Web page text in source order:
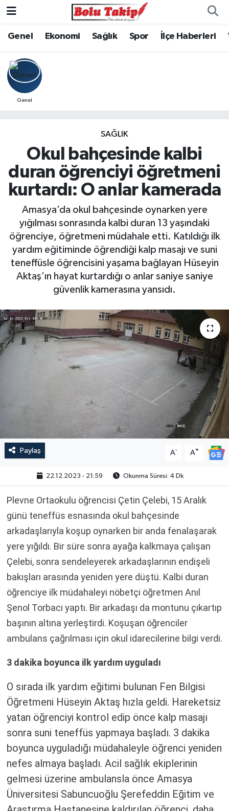
Genel Ekonomi Sağlık Spor İlçe Haberleri
Genel
SAĞLIK
Okul bahçesinde kalbi
duran öğrenciyi öğretmeni
kurtardı: O anlar kamerada
Amasya’da okul bahçesinde oynarken yere
yığılması sonrasında kalbi duran 13 yaşındaki
öğrenciye, öğretmeni müdahale etti. Katıldığı ilk
yardım eğitiminde öğrendiği kalp masajı ve suni
teneffüsle öğrencisini yaşama bağlayan Hüseyin
Aktaş’ın hayat kurtardığı o anlar saniye saniye
güvenlik kamerasına yansıdı.
Paylaş A- A+
22.12.2023 - 21:59 Okunma Süresi: 4 Dk
Plevne Ortaokulu öğrencisi Çetin Çelebi, 15 Aralık
günü teneffüs esnasında okul bahçesinde
arkadaşlarıyla koşup oynarken bir anda fenalaşarak
yere yığıldı. Bir süre sonra ayağa kalkmaya çalışan
Çelebi, sonra sendeleyerek arkadaşlarının endişeli
bakışları arasında yeniden yere düştü. Kalbi duran
öğrenciye ilk müdahaleyi nöbetçi öğretmen Anıl
Şenol Torbacı yaptı. Bir arkadaşı da montunu çıkartıp
başının altına yerleştirdi. Koşuşan öğrenciler
ambulans çağrılması için okul idarecilerine bilgi verdi.
3 dakika boyunca ilk yardım uyguladı
O sırada ilk yardım eğitimi bulunan Fen Bilgisi
Öğretmeni Hüseyin Aktaş hızla geldi. Hareketsiz
yatan öğrenciyi kontrol edip önce kalp masajı
sonra suni teneffüs yapmaya başladı. 3 dakika
boyunca uyguladığı müdahaleyle öğrenci yeniden
nefes almaya başladı. Acil sağlık ekiplerinin
gelmesi üzerine ambulansla önce Amasya
Üniversitesi Sabuncuoğlu Şerefeddin Eğitim ve